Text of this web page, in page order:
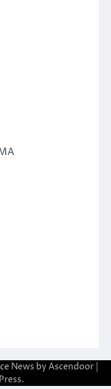
News by Ascendoor|
.